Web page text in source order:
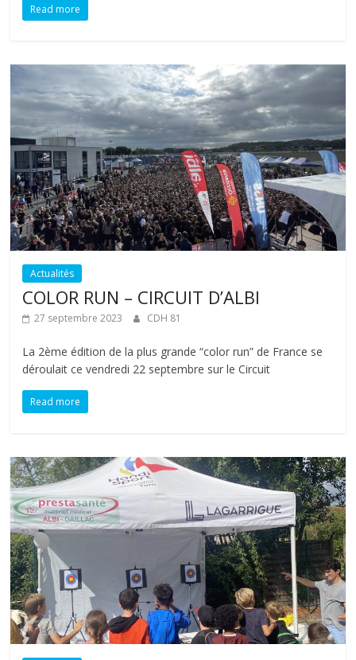
Read more
Actualités
COLOR RUN – CIRCUIT D’ALBI
27 septembre 2023 CDH 81
La 2ème édition de la plus grande “color run” de France se
déroulait ce vendredi 22 septembre sur le Circuit
Read more